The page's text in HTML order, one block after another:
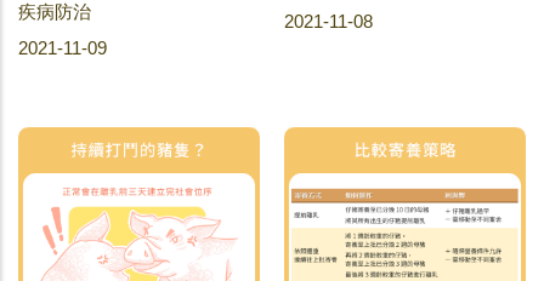
疾病防治
2021-11-09
2021-11-08